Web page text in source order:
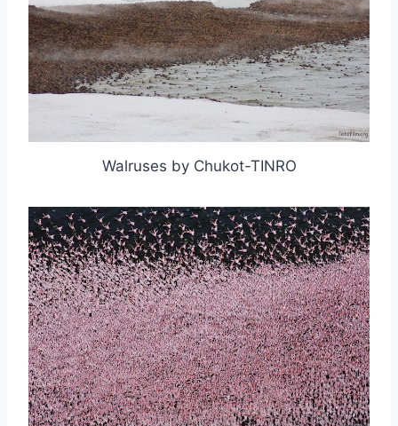
Walruses by Chukot-TINRO
取消 搜索